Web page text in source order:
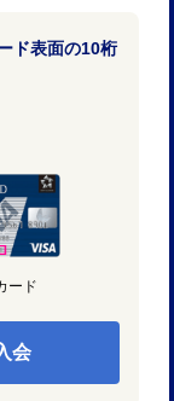
ド表面の10桁
ード
会